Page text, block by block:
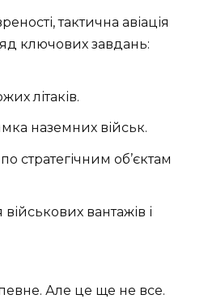
тактична авіація
ключових завдань:
літаків.
наземних військ.
стратегічним об’єктам
вантажів і
певне. Але це ще не все.